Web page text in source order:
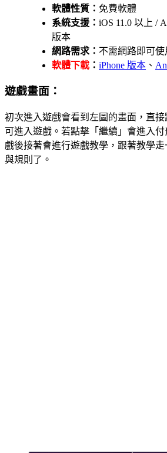
軟體性質： 免費軟體
系統支援： iOS 11.0 以上 /
版本
網路需求： 不需網路即可使
軟體下載 ： iPhone 版本 、
遊戲畫面：
初次進入遊戲會看到左圖的畫面，直
可進入遊戲。若點擊「繼續」會進入
戲後接著會進行遊戲教學，跟著教學
與規則了。